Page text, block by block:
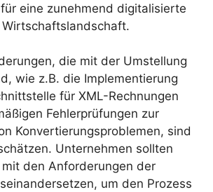
eine zunehmend digitalisierte
die mit der Umstellung
wie z.B. die Implementierung
für XML-Rechnungen
Fehlerprüfungen zur
Konvertierungsproblemen, sind
Unternehmen sollten
den Anforderungen der
um den Prozess